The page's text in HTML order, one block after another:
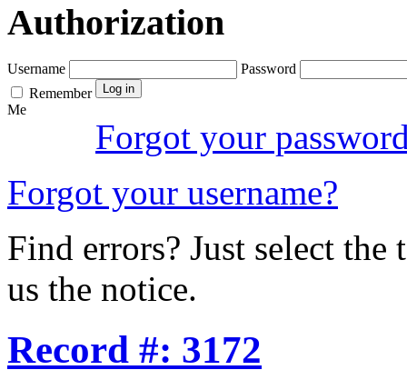
Authorization
Username
Password
Remember
Me
Forgot your
Forgot your username?
Find errors? Just select
us the notice.
Record #: 3172